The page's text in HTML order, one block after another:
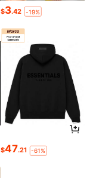
$3.42 -19%
$47.21 -61%